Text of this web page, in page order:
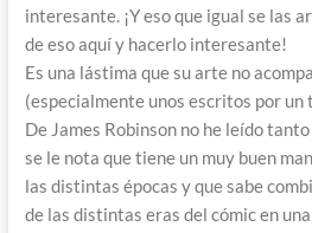
interesante. ¡Y eso que igual se las
de eso aquí y hacerlo interesante!
Es una lástima que su arte no
(especialmente unos escritos por
De James Robinson no he leído
se le nota que tiene un muy buen
las distintas épocas y que sabe
de las distintas eras del cómic en